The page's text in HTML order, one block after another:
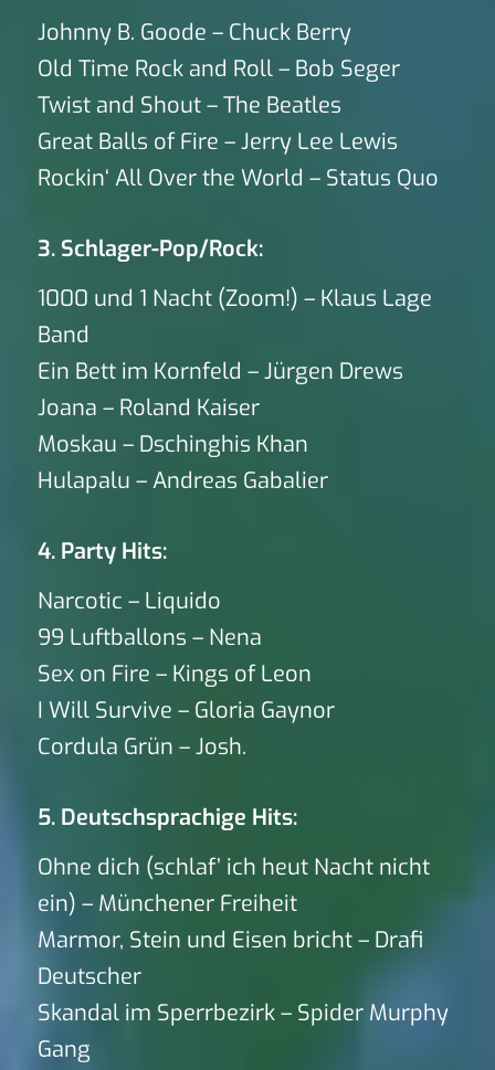
Johnny B. Goode – Chuck Berry
Old Time Rock and Roll – Bob Seger
Twist and Shout – The Beatles
Great Balls of Fire – Jerry Lee Lewis
Rockin‘ All Over the World – Status Quo
3. Schlager-Pop/Rock:
1000 und 1 Nacht (Zoom!) – Klaus Lage
Band
Ein Bett im Kornfeld – Jürgen Drews
Joana – Roland Kaiser
Moskau – Dschinghis Khan
Hulapalu – Andreas Gabalier
4. Party Hits:
Narcotic – Liquido
99 Luftballons – Nena
Sex on Fire – Kings of Leon
I Will Survive – Gloria Gaynor
Cordula Grün – Josh.
5. Deutschsprachige Hits:
Ohne dich (schlaf’ ich heut Nacht nicht
ein) – Münchener Freiheit
Marmor, Stein und Eisen bricht – Drafi
Deutscher
Skandal im Sperrbezirk – Spider Murphy
Gang